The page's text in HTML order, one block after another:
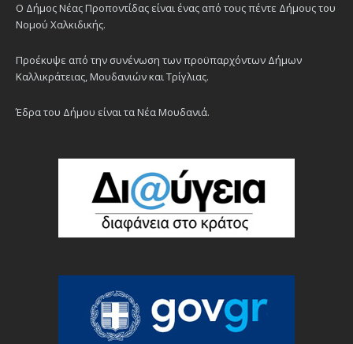
Ο Δήμος Νέας Προποντίδας είναι ένας από τους πέντε Δήμους του
Νομού Χαλκιδικής.
Προέκυψε από την συνένωση των προϋπαρχόντων Δήμων
Καλλικράτειας, Μουδανιών και Τρίγλιας.
Έδρα του Δήμου είναι τα Νέα Μουδανιά.